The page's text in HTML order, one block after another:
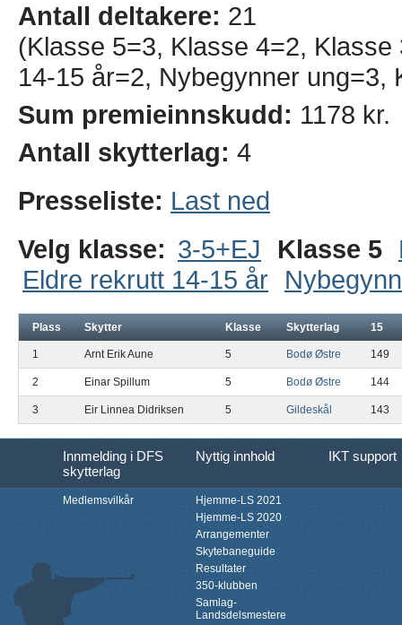
Antall deltakere: 21
(Klasse 5=3, Klasse 4=2,
14-15 år=2, Nybegynner ung=3,
Sum premieinnskudd: 1178 kr.
Antall skytterlag: 4
Presseliste: Last ned
Velg klasse: 3-5+EJ Klasse 5
Eldre rekrutt 14-15 år
Plass Skytter Klasse Skytterlag 15
1 Arnt Erik Aune 5 Bodø Østre 149
2 Einar Spillum 5 Bodø Østre 144
3 Eir Linnea Didriksen 5 Gildeskål 143
Innmelding i DFS
skytterlag
Nyttig innhold IKT support
Medlemsvilkår
Hjemme-LS 2021
Hjemme-LS 2020
Arrangementer
Skytebaneguide
Resultater
350-klubben
Samlag-
Landsdelsmestere